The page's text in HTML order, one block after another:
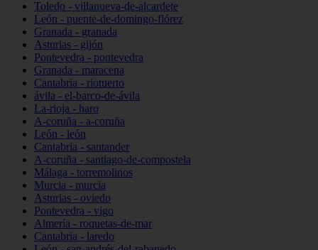
Toledo - villanueva-de-alcardete
León - puente-de-domingo-flórez
Granada - granada
Asturias - gijón
Pontevedra - pontevedra
Granada - maracena
Cantabria - riotuerto
ávila - el-barco-de-ávila
La-rioja - haro
A-coruña - a-coruña
León - león
Cantabria - santander
A-coruña - santiago-de-compostela
Málaga - torremolinos
Murcia - murcia
Asturias - oviedo
Pontevedra - vigo
Almería - roquetas-de-mar
Cantabria - laredo